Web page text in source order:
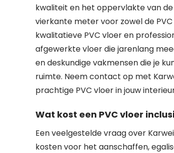
kwaliteit en het oppervlakte van
vierkante meter voor zowel de
kwalitatieve PVC vloer en
afgewerkte vloer die jarenlang
en deskundige vakmensen die je
ruimte. Neem contact op met
prachtige PVC vloer in jouw
Wat kost een PVC vloer
Een veelgestelde vraag over
kosten voor het aanschaffen,